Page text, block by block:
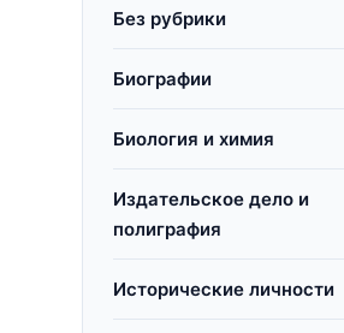
Без рубрики
Биографии
Биология и химия
Издательское дело и
полиграфия
Исторические личности